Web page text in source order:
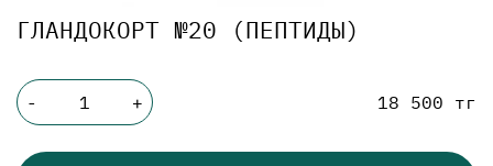
ГЛАНДОКОРТ №20 (ПЕПТИДЫ)
- + 18 500 тг